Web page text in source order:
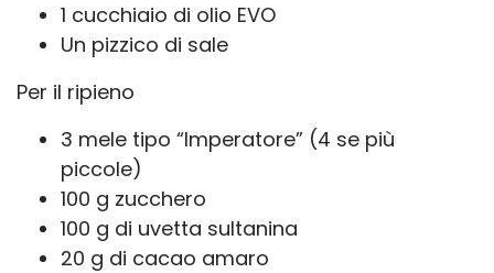
1 cucchiaio di olio EVO
Un pizzico di sale
Per il ripieno
3 mele tipo “Imperatore” (4 se più
piccole)
100 g zucchero
100 g di uvetta sultanina
20 g di cacao amaro